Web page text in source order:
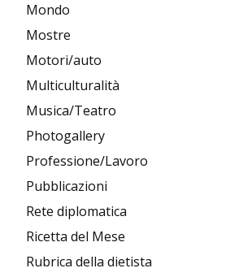
Mondo
Mostre
Motori/auto
Multiculturalità
Musica/Teatro
Photogallery
Professione/Lavoro
Pubblicazioni
Rete diplomatica
Ricetta del Mese
Rubrica della dietista